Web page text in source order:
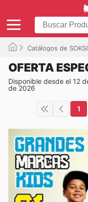
Catálogos de
OFERTA
Disponible desde el 12
de 2026
1